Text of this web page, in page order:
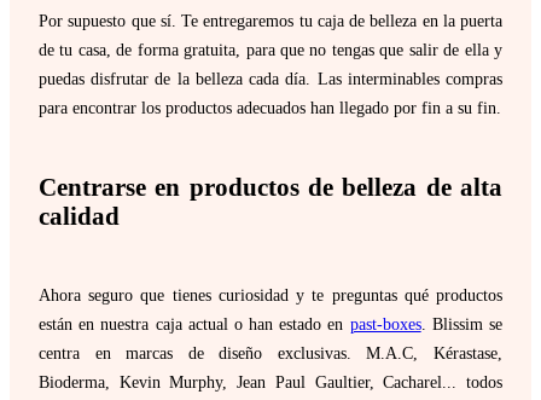
Por supuesto que sí. Te entregaremos tu caja de belleza en la puerta
de tu casa, de forma gratuita, para que no tengas que salir de ella y
puedas disfrutar de la belleza cada día. Las interminables compras
para encontrar los productos adecuados han llegado por fin a su fin.
Centrarse en productos de belleza de alta
calidad
Ahora seguro que tienes curiosidad y te preguntas qué productos
están en nuestra caja actual o han estado en past-boxes. Blissim se
centra en marcas de diseño exclusivas. M.A.C, Kérastase,
Bioderma, Kevin Murphy, Jean Paul Gaultier, Cacharel... todos